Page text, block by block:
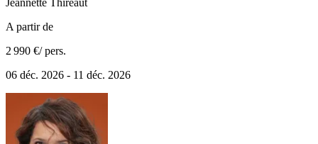
Jeannette Thireaut
A partir de
2 990 €/ pers.
06 déc. 2026 - 11 déc. 2026